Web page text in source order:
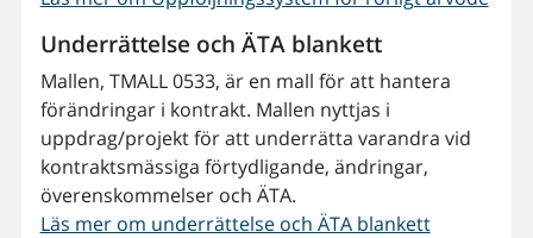
Underrättelse och ÄTA blankett
Mallen, TMALL 0533, är en mall för att hantera
förändringar i kontrakt. Mallen nyttjas i
uppdrag/projekt för att underrätta varandra vid
kontraktsmässiga förtydligande, ändringar,
överenskommelser och ÄTA.
Läs mer om underrättelse och ÄTA blankett